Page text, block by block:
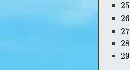
25
26
26
27
27
28
28
29
29